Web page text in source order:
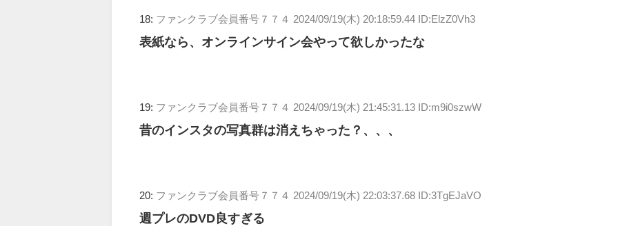
18: ファンクラブ会員番号７７４ 2024/09/19(木) 20:18:59.44 ID:ElzZ0Vh3
表紙なら、オンラインサイン会やって欲しかったな
19: ファンクラブ会員番号７７４ 2024/09/19(木) 21:45:31.13 ID:m9i0szwW
昔のインスタの写真群は消えちゃった？、、、
20: ファンクラブ会員番号７７４ 2024/09/19(木) 22:03:37.68 ID:3TgEJaVO
週プレのDVD良すぎる